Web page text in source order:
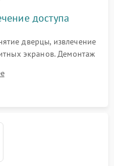
доступа
дверцы, извлечение
экранов. Демонтаж
прямого доступа к
и вентиляторам.